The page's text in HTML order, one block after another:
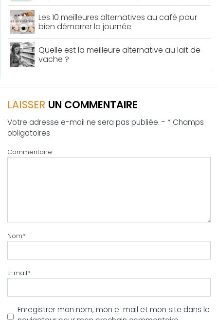
Les 10 meilleures alternatives au café pour
bien démarrer la journée
Quelle est la meilleure alternative au lait de
vache ?
LAISSER UN COMMENTAIRE
Votre adresse e-mail ne sera pas publiée. - * Champs
obligatoires
Commentaire
Nom*
E-mail*
Enregistrer mon nom, mon e-mail et mon site dans le